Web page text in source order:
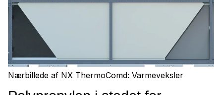
Nærbillede af NX ThermoComd: Varmeveksler